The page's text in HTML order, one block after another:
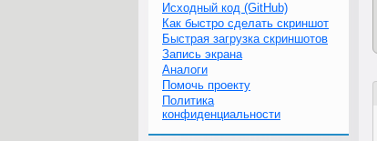
Исходный код (GitHub)
Как быстро сделать скриншот
Быстрая загрузка скриншотов
Запись экрана
Аналоги
Помочь проекту
Политика
конфиденциальности